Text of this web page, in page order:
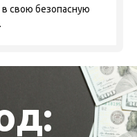
свою безопасную